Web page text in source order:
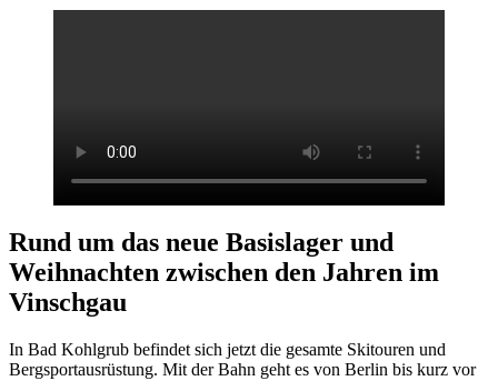
Rund um das neue Basislager und
Weihnachten zwischen den Jahren im
Vinschgau
In Bad Kohlgrub befindet sich jetzt die gesamte Skitouren und
Bergsportausrüstung. Mit der Bahn geht es von Berlin bis kurz vor